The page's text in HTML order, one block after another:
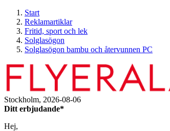
Start
Reklamartiklar
Fritid, sport och lek
Solglasögon
Solglasögon bambu och återvunnen PC
Stockholm, 2026-08-06
Ditt erbjudande*
Hej,